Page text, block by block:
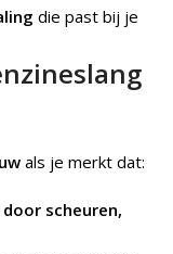
die past bij je
als je merkt dat:
scheuren,